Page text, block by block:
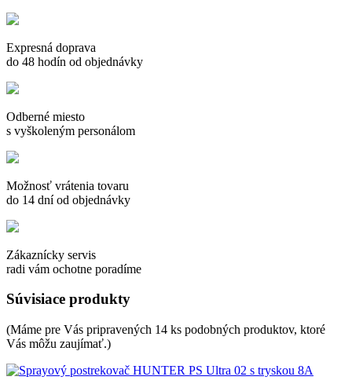
Expresná doprava
do 48 hodín od objednávky
Odberné miesto
s vyškoleným personálom
Možnosť vrátenia tovaru
do 14 dní od objednávky
Zákaznícky servis
radi vám ochotne poradíme
Súvisiace produkty
(Máme pre Vás pripravených 14 ks podobných produktov, ktoré
Vás môžu zaujímať.)